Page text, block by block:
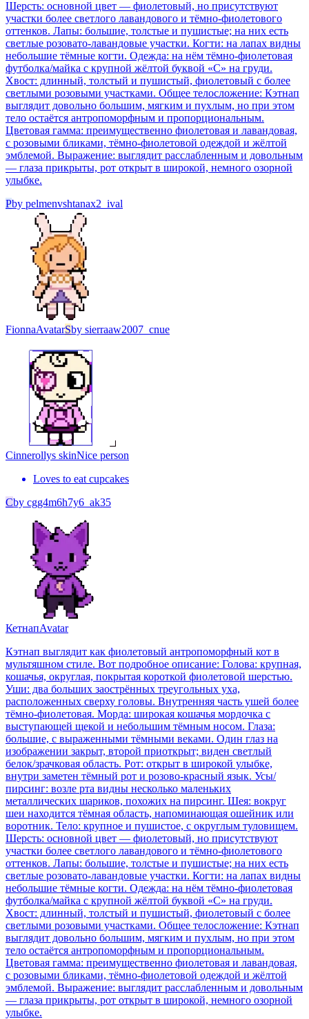
Шерсть: основной цвет — фиолетовый, но присутствуют
участки более светлого лавандового и тёмно-фиолетового
оттенков. Лапы: большие, толстые и пушистые; на них есть
светлые розовато-лавандовые участки. Когти: на лапах видны
небольшие тёмные когти. Одежда: на нём тёмно-фиолетовая
футболка/майка с крупной жёлтой буквой «C» на груди.
Хвост: длинный, толстый и пушистый, фиолетовый с более
светлыми розовыми участками. Общее телосложение: Кэтнап
выглядит довольно большим, мягким и пухлым, но при этом
тело остаётся антропоморфным и пропорциональным.
Цветовая гамма: преимущественно фиолетовая и лавандовая,
с розовыми бликами, тёмно-фиолетовой одеждой и жёлтой
эмблемой. Выражение: выглядит расслабленным и довольным
— глаза прикрыты, рот открыт в широкой, немного озорной
улыбке.
Pby pelmenvshtanax2_ival
FionnaAvatarSby sierraaw2007_cnue
Cinnerollys skinNice person
Loves to eat cupcakes
Cby cgg4m6h7y6_ak35
КетнапAvatar
Кэтнап выглядит как фиолетовый антропоморфный кот в
мультяшном стиле. Вот подробное описание: Голова: крупная,
кошачья, округлая, покрытая короткой фиолетовой шерстью.
Уши: два больших заострённых треугольных уха,
расположенных сверху головы. Внутренняя часть ушей более
тёмно-фиолетовая. Морда: широкая кошачья мордочка с
выступающей щекой и небольшим тёмным носом. Глаза:
большие, с выраженными тёмными веками. Один глаз на
изображении закрыт, второй приоткрыт; виден светлый
белок/зрачковая область. Рот: открыт в широкой улыбке,
внутри заметен тёмный рот и розово-красный язык. Усы/
пирсинг: возле рта видны несколько маленьких
металлических шариков, похожих на пирсинг. Шея: вокруг
шеи находится тёмная область, напоминающая ошейник или
воротник. Тело: крупное и пушистое, с округлым туловищем.
Шерсть: основной цвет — фиолетовый, но присутствуют
участки более светлого лавандового и тёмно-фиолетового
оттенков. Лапы: большие, толстые и пушистые; на них есть
светлые розовато-лавандовые участки. Когти: на лапах видны
небольшие тёмные когти. Одежда: на нём тёмно-фиолетовая
футболка/майка с крупной жёлтой буквой «C» на груди.
Хвост: длинный, толстый и пушистый, фиолетовый с более
светлыми розовыми участками. Общее телосложение: Кэтнап
выглядит довольно большим, мягким и пухлым, но при этом
тело остаётся антропоморфным и пропорциональным.
Цветовая гамма: преимущественно фиолетовая и лавандовая,
с розовыми бликами, тёмно-фиолетовой одеждой и жёлтой
эмблемой. Выражение: выглядит расслабленным и довольным
— глаза прикрыты, рот открыт в широкой, немного озорной
улыбке.